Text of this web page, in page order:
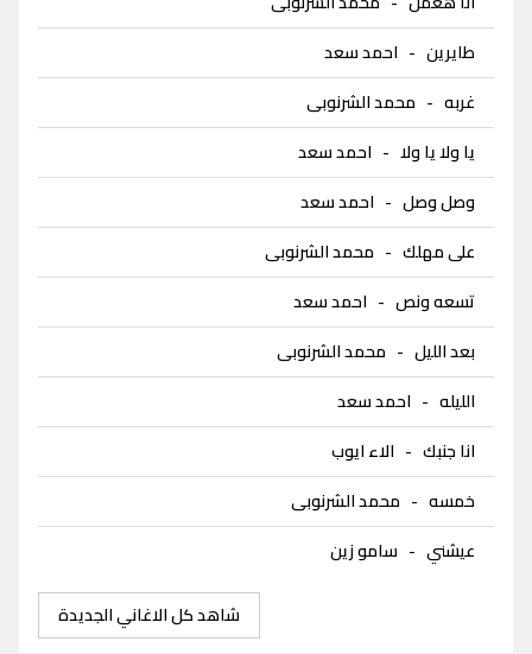
طايرين - احمد سعد
غربه - محمد الشرنوبى
يا ولا يا ولا - احمد سعد
وصل وصل - احمد سعد
على مهلك - محمد الشرنوبى
تسعه ونص - احمد سعد
بعد الليل - محمد الشرنوبى
الليله - احمد سعد
انا جنبك - الاء ايوب
خمسه - محمد الشرنوبى
عيشني - سامو زين
شاهد كل الاغاني الجديدة